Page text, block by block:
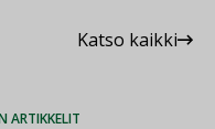
Katso kaikki
ARTIKKELIT